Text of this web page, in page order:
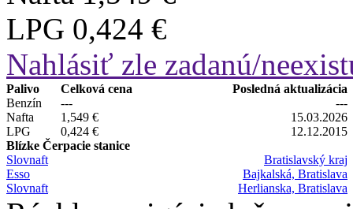
LPG 0,424 €
Nahlásiť zle zadanú/
Palivo Celková cena
Posledná aktualizácia
Benzín
---
---
Nafta
1,549 €
15.03.2026
LPG
0,424 €
12.12.2015
Blízke Čerpacie stanice
Slovnaft
Bratislavský kraj
Esso
Bajkalská, Bratislava
Slovnaft
Herlianska, Bratislava